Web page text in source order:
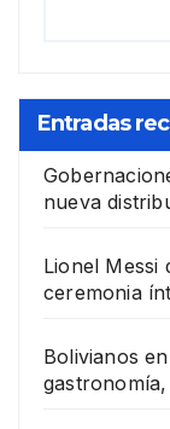
Entradas
nueva
Lionel Messi
ceremonia
Bolivianos